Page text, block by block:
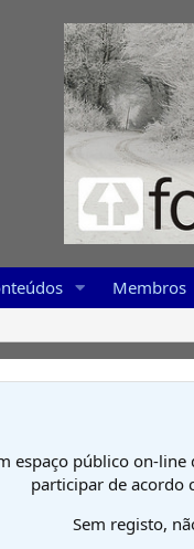
Membros
espaço público on-line
participar de acordo
Sem registo,